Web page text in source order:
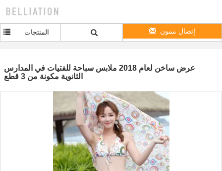
المنتجات إتصال ممون
عرض ساخن لعام 2018 ملابس سباحة للفتيات في المدارس
الثانوية مكونة من 3 قطع